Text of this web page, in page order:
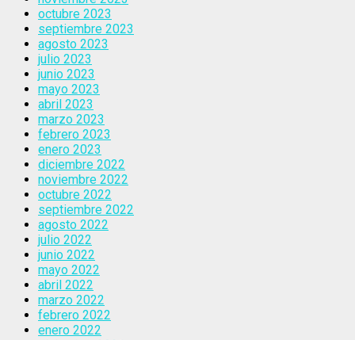
octubre 2023
septiembre 2023
agosto 2023
julio 2023
junio 2023
mayo 2023
abril 2023
marzo 2023
febrero 2023
enero 2023
diciembre 2022
noviembre 2022
octubre 2022
septiembre 2022
agosto 2022
julio 2022
junio 2022
mayo 2022
abril 2022
marzo 2022
febrero 2022
enero 2022